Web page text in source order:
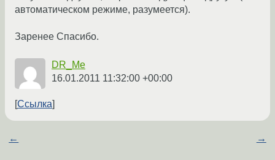
автоматическом режиме, разумеется).
Заренее Спасибо.
DR_Me
16.01.2011 11:32:00 +00:00
Ссылка
← →